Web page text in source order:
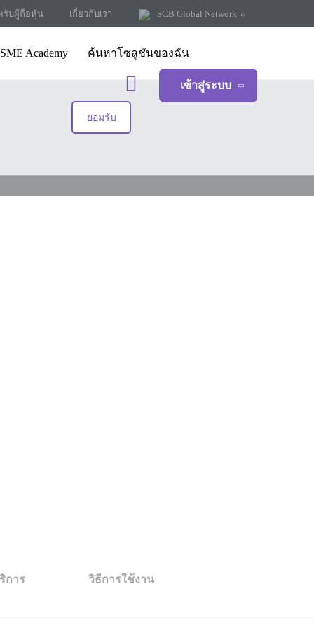
รับผู้ถือหุ้น เกี่ยวกับเรา SCB Global Network
SME Academy ค้นหาโซลูชันของฉัน
เข้าสู่ระบบ
ยอมรับ
การ วิธีการใช้งาน